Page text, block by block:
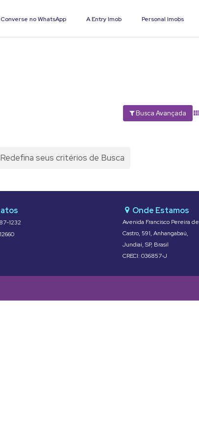
Converse no WhatsApp A Entry Imob Personal Imobs
Busca Avançada
seus critérios de Busca
1232
Avenida Francisco Pereira de
Castro, 591, Anhangabaú,
Jundiaí, SP, Brasil
CRECI: 036857-J